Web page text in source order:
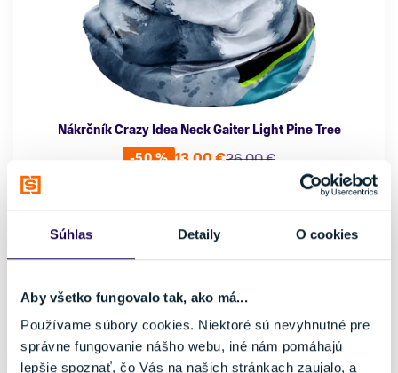
Súhlas Detaily O cookies
Aby všetko fungovalo tak, ako má...
Používame súbory cookies. Niektoré sú nevyhnutné pre
správne fungovanie nášho webu, iné nám pomáhajú
lepšie spoznať, čo Vás na našich stránkach zaujalo, a
Nákrčník Crazy Idea Neck Gaiter Light Pine Tree
-50 %
26,00 €
13,00 €
Farba
Šedá
Dámske, Pánske
Vhodné na
Skialpinizmus
Značka
uni
Posledný kus skladom